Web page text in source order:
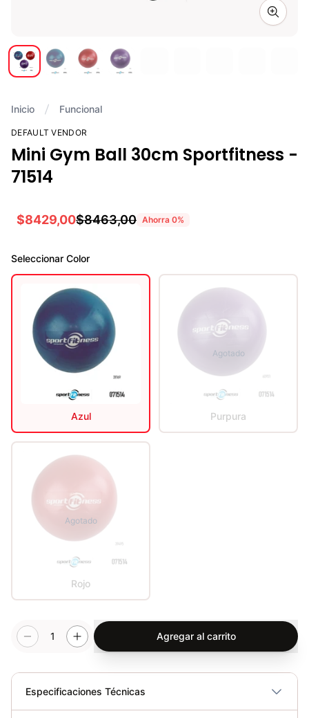
Zoom
Inicio Funcional
DEFAULT VENDOR
Mini Gym Ball 30cm Sportfitness -
71514
$8429,00$8463,00 Ahorra 0%
Seleccionar Color
Azul Purpura
Agotado
Rojo
Agotado
1 Agregar al carrito
Especificaciones Técnicas